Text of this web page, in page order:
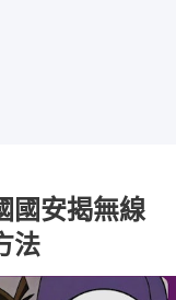
國安揭無線
法